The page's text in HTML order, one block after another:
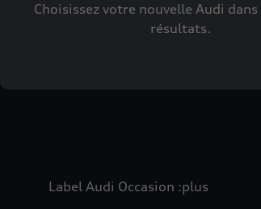
Choisissez votre nouvelle Audi dans
résultats.
Label Audi Occasion :plus